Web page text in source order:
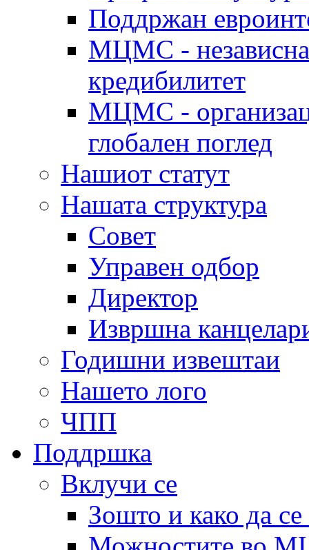
Поддржан
МЦМС - независна
кредибилитет
МЦМС -
глобален поглед
Нашиот статут
Нашата структура
Совет
Управен одбор
Директор
Извршна
Годишни извештаи
Нашето лого
ЧПП
Поддршка
Вклучи се
Зошто и како да